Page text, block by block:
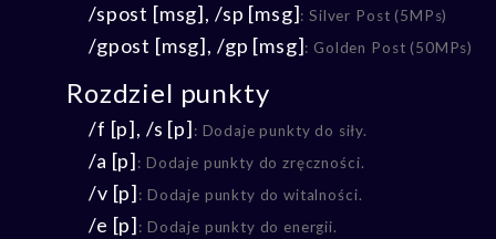
/spost [msg], /sp [msg]: Silver Post (5MPs)
/gpost [msg], /gp [msg]: Golden Post (50MPs)
Rozdziel punkty
/f [p], /s [p]: Dodaje punkty do siły.
/a [p]: Dodaje punkty do zręczności.
/v [p]: Dodaje punkty do witalności.
/e [p]: Dodaje punkty do energii.